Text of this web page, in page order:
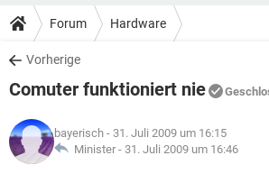
ANDROID
WINDOWS 10
WHATSAPP TIKTOK
FACEBOOK
TIPPS & TRICKS
SPIELE
WHATSAPP TIKTOK
FACEBOOK
DOWNLOADS
SPIELE
ANDROID
WINDOWS 10
SPIELE
ANDROID
LEXIKON
Forum Hardware
Vorherige
Comuter funktioniert nie
bayerisch - 31. Juli 2009 um 16:15
Minister - 31. Juli 2009 um 16:46